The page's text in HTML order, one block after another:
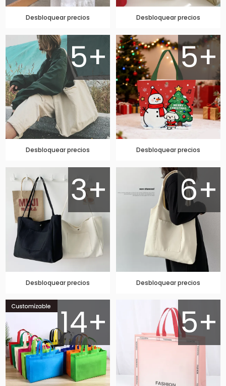
Desbloquear precios Desbloquear precios
5+
Desbloquear precios
5+
Desbloquear precios
3+
Desbloquear precios
6+
Desbloquear precios
14+ 5+